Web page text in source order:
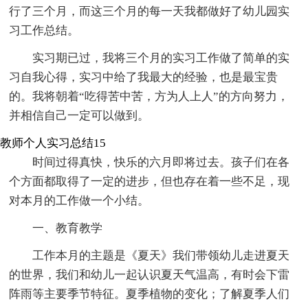
行了三个月，而这三个月的每一天我都做好了幼儿园实
习工作总结。
实习期已过，我将三个月的实习工作做了简单的实
习自我心得，实习中给了我最大的经验，也是最宝贵
的。我将朝着“吃得苦中苦，方为人上人”的方向努力，
并相信自己一定可以做到。
教师个人实习总结15
时间过得真快，快乐的六月即将过去。孩子们在各
个方面都取得了一定的进步，但也存在着一些不足，现
对本月的工作做一个小结。
一、教育教学
工作本月的主题是《夏天》我们带领幼儿走进夏天
的世界，我们和幼儿一起认识夏天气温高，有时会下雷
阵雨等主要季节特征。夏季植物的变化；了解夏季人们